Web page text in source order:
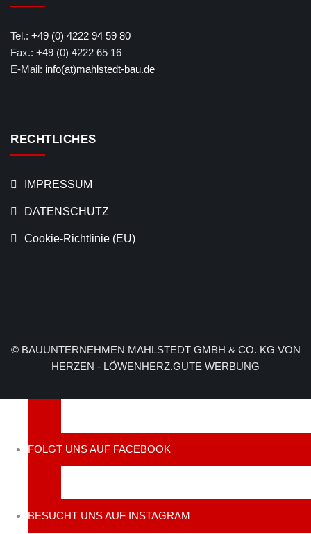
Tel.: +49 (0) 4222 94 59 80
Fax.: +49 (0) 4222 65 16
E-Mail: info(at)mahlstedt-bau.de
RECHTLICHES
IMPRESSUM
DATENSCHUTZ
Cookie-Richtlinie (EU)
© BAUUNTERNEHMEN MAHLSTEDT GMBH & CO. KG VON
HERZEN - LÖWENHERZ.GUTE WERBUNG
FOLGT UNS AUF FACEBOOK
BESUCHT UNS AUF INSTAGRAM